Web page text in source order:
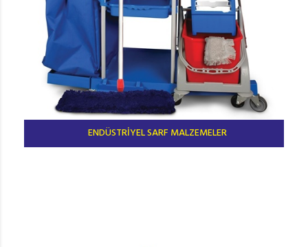
ENDÜSTRİYEL SARF MALZEMELER